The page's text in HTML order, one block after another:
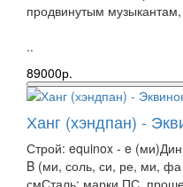
продвинутым
..
89000р.
Ханг (хэндпан) -
Строй: equinox - e
B (ми, соль, си, ре, ми, фа
смСталь: марки ПС,